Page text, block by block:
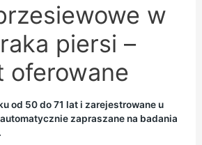
w
piersi –
oferowane
od 50 do 71 lat i zarejestrowane u
zapraszane na badania